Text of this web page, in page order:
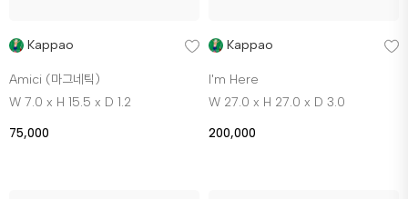
Kappao
Amici (마그네틱)
W 7.0 x H 15.5 x D 1.2
75,000
Kappao
I'm Here
W 27.0 x H 27.0 x D 3.0
200,000